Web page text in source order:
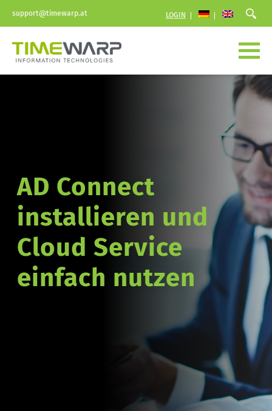
support@timewarp.at LOGIN
AD Connect
installieren und
Cloud Service
einfach nutzen